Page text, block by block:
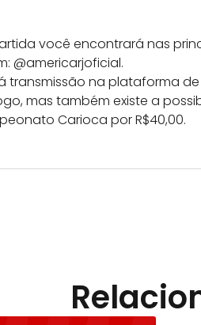
você encontrará nas
@americarjoficial.
transmissão na plataforma
mas também existe a
Carioca por R$40,00.